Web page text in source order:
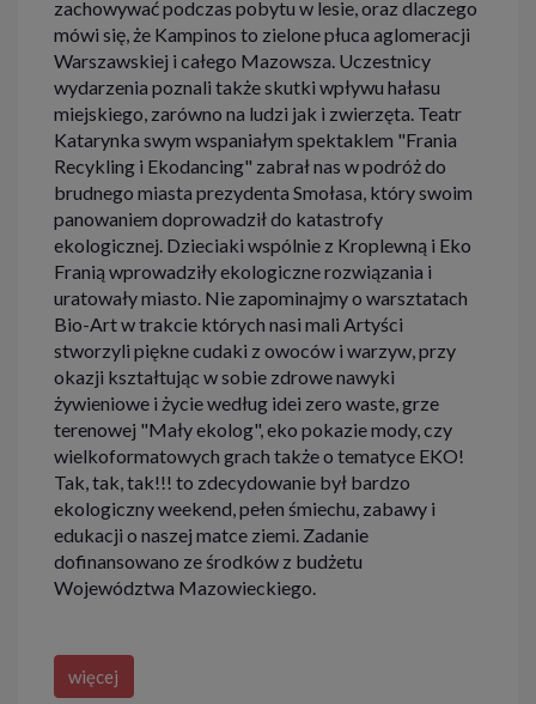
zachowywać podczas pobytu w lesie, oraz dlaczego
mówi się, że Kampinos to zielone płuca aglomeracji
Warszawskiej i całego Mazowsza. Uczestnicy
wydarzenia poznali także skutki wpływu hałasu
miejskiego, zarówno na ludzi jak i zwierzęta. Teatr
Katarynka swym wspaniałym spektaklem "Frania
Recykling i Ekodancing" zabrał nas w podróż do
brudnego miasta prezydenta Smołasa, który swoim
panowaniem doprowadził do katastrofy
ekologicznej. Dzieciaki wspólnie z Kroplewną i Eko
Franią wprowadziły ekologiczne rozwiązania i
uratowały miasto. Nie zapominajmy o warsztatach
Bio-Art w trakcie których nasi mali Artyści
stworzyli piękne cudaki z owoców i warzyw, przy
okazji kształtując w sobie zdrowe nawyki
żywieniowe i życie według idei zero waste, grze
terenowej "Mały ekolog", eko pokazie mody, czy
wielkoformatowych grach także o tematyce EKO!
Tak, tak, tak!!! to zdecydowanie był bardzo
ekologiczny weekend, pełen śmiechu, zabawy i
edukacji o naszej matce ziemi. Zadanie
dofinansowano ze środków z budżetu
Województwa Mazowieckiego.
więcej